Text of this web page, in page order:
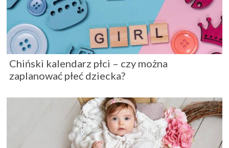
Chiński kalendarz płci – czy można
zaplanować płeć dziecka?